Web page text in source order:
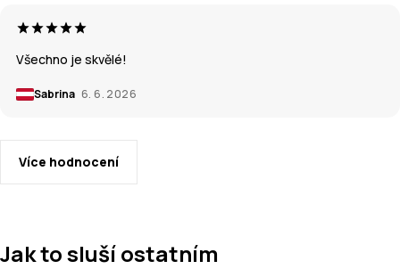
Všechno je skvělé!
Sabrina 6. 6. 2026
Více hodnocení
Jak to sluší ostatním